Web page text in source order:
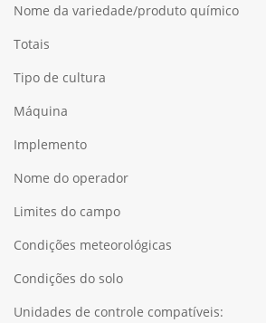
Nome da variedade/produto químico
Totais
Tipo de cultura
Máquina
Implemento
Nome do operador
Limites do campo
Condições meteorológicas
Condições do solo
Unidades de controle compatíveis: